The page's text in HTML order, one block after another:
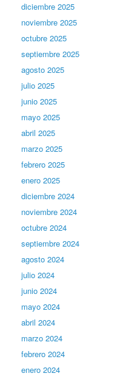
diciembre 2025
noviembre 2025
octubre 2025
septiembre 2025
agosto 2025
julio 2025
junio 2025
mayo 2025
abril 2025
marzo 2025
febrero 2025
enero 2025
diciembre 2024
noviembre 2024
octubre 2024
septiembre 2024
agosto 2024
julio 2024
junio 2024
mayo 2024
abril 2024
marzo 2024
febrero 2024
enero 2024